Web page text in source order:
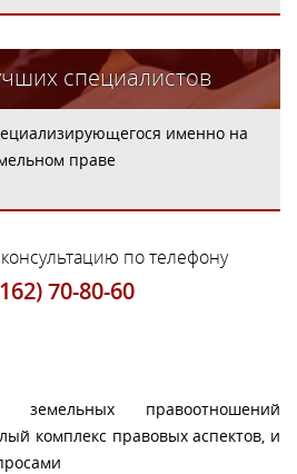
специалистов
именно на
праве
по телефону
70-80-60
правоотношений
комплекс правовых аспектов, и